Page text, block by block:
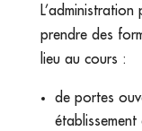
prendre des
lieu au cours :
de portes
établissement